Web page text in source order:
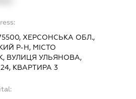
ХЕРСОНСЬКА ОБЛ.,
Р-Н, МІСТО
ВУЛИЦЯ УЛЬЯНОВА,
КВАРТИРА 3